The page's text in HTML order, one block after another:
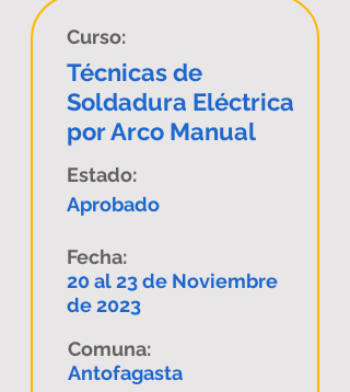
Curso:
Técnicas de
Soldadura Eléctrica
por Arco Manual
Estado:
Aprobado
Fecha:
20 al 23 de Noviembre
de 2023
Comuna:
Antofagasta